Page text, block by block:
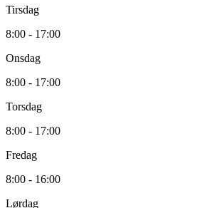
Tirsdag
8:00 - 17:00
Onsdag
8:00 - 17:00
Torsdag
8:00 - 17:00
Fredag
8:00 - 16:00
Lørdag